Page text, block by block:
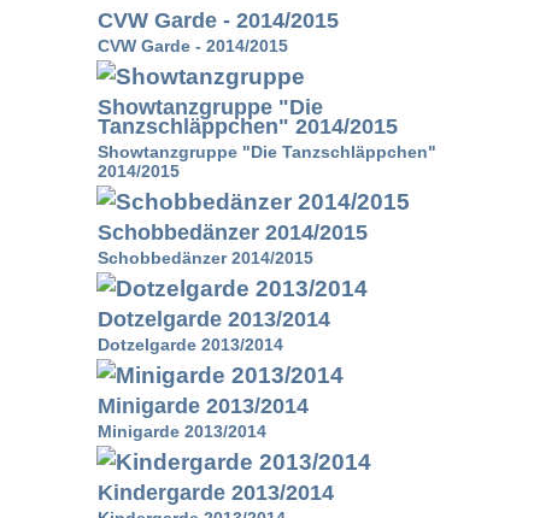
CVW Garde - 2014/2015
CVW Garde - 2014/2015
Showtanzgruppe "Die
Tanzschläppchen" 2014/2015
Showtanzgruppe "Die Tanzschläppchen"
2014/2015
Schobbedänzer 2014/2015
Schobbedänzer 2014/2015
Dotzelgarde 2013/2014
Dotzelgarde 2013/2014
Minigarde 2013/2014
Minigarde 2013/2014
Kindergarde 2013/2014